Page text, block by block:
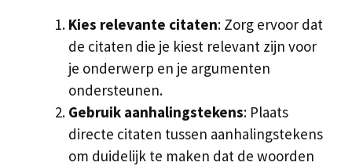
Kies relevante citaten: Zorg ervoor dat
de citaten die je kiest relevant zijn voor
je onderwerp en je argumenten
ondersteunen.
Gebruik aanhalingstekens: Plaats
directe citaten tussen aanhalingstekens
om duidelijk te maken dat de woorden